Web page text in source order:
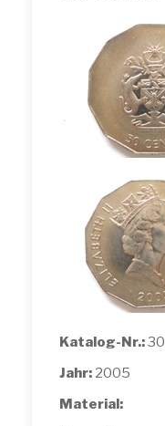
Katalog-Nr.:30
Jahr: 2005
Material: